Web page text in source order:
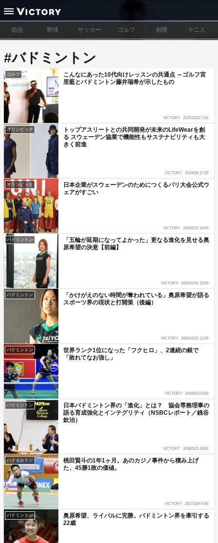
総合 野球 サッカー ゴルフ 相撲 テニス
#バドミントン
ゴルフ
こんなにあった10代向けレッスンの共通点 ～ゴルフ宮
里藍とバドミントン藤井瑞希が示したもの
VICTORY 2025/10/22 7:00
オリンピック
トップアスリートとの共同開発が未来のLifeWearを創
る スウェーデン協業で機能性もサステナビリティも大
きく前進
VICTORY 2024/6/8 17:20
オリンピック
日本企業がスウェーデンのためにつくるパリ大会公式ウ
ェアがすごい
VICTORY 2024/5/27 14:05
バドミントン
「五輪が延期になってよかった」更なる進化を見せる奥
原希望の決意【前編】
VICTORY 2020/10/31 12:00
バドミントン
「かけがえのない時間が奪われている」奥原希望が語る
スポーツ界の現状と打開策（後編）
VICTORY 2020/10/31 12:00
バドミントン
世界ランク1位になった「フクヒロ」、2連続の銀で
「敗れてなお強し」
VICTORY 2018/8/13 8:00
バドミントン
日本バドミントン界の「進化」とは？ 協会専務理事の
語る育成強化とインテグリティ（NSBCレポート／銭谷
欽治）
VICTORY 2018/5/23 18:00
バドミントン
桃田賢斗の1年1ヶ月。あのカジノ事件から積み上げ
た、45勝1敗の価値。
VICTORY 2017/10/4 6:40
バドミントン
奥原希望、ライバルに完勝。バドミントン界を牽引する
22歳